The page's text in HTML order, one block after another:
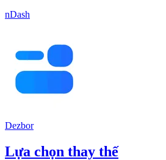
nDash
Dezbor
Lựa chọn thay thế